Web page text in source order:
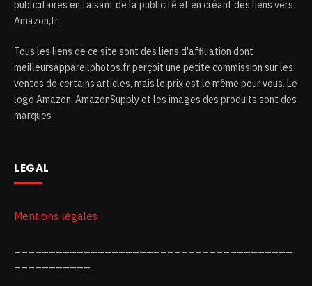
publicitaires en faisant de la publicité et en créant des liens vers
Amazon,fr
Tous les liens de ce site sont des liens d'affiliation dont
meilleursappareilphotos.fr perçoit une petite commission sur les
ventes de certains articles, mais le prix est le même pour vous. Le
logo Amazon, AmazonSupply et les images des produits sont des
marques
LEGAL
Mentions légales